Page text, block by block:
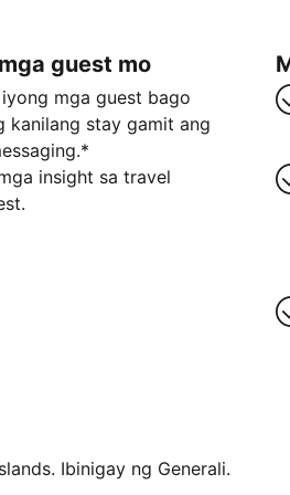
guest mo
mga guest bago
kanilang stay gamit ang
insight sa travel
Ibinigay ng Generali.